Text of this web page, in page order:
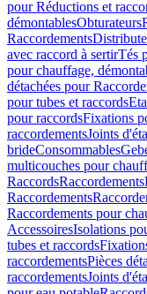
pour Réductions et
démontablesObturateurs
Raccordements
avec raccord à sertirTés
pour chauffage,
détachées pour
pour tubes et raccords
pour raccordsFixations
raccordementsJoints
brideConsommables
multicouches pour
RaccordsRaccordements
Raccordements
Raccordements pour
AccessoiresIsolations
tubes et raccords
raccordementsPièces
raccordementsJoints